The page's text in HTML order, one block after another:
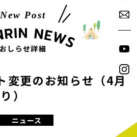
New Post
おしらせ詳細
変更のお知らせ（4月
）
ニュース